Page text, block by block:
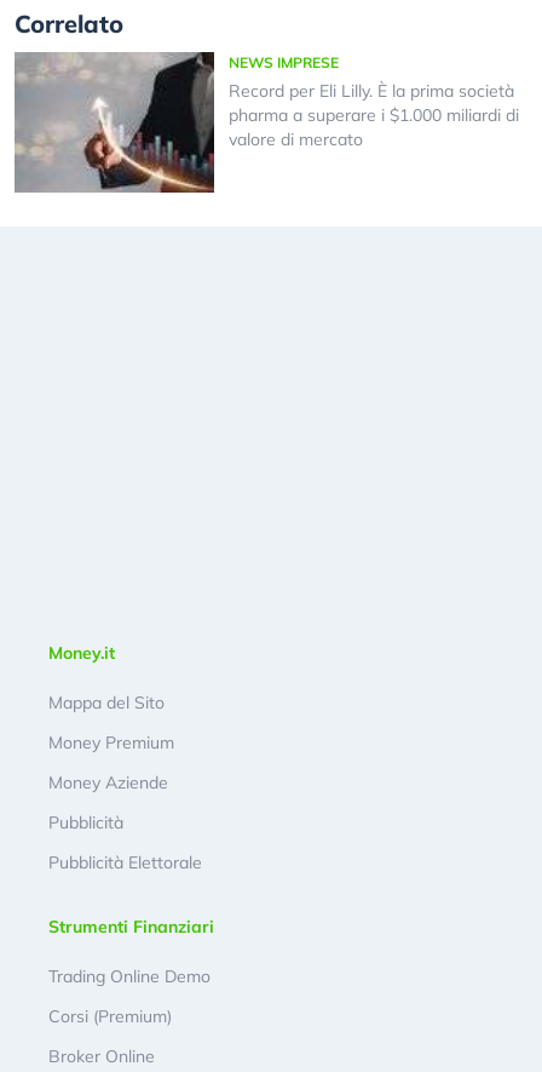
Correlato
NEWS IMPRESE
Record per Eli Lilly. È la prima società
pharma a superare i $1.000 miliardi di
valore di mercato
Money.it
Mappa del Sito
Money Premium
Money Aziende
Pubblicità
Pubblicità Elettorale
Strumenti Finanziari
Trading Online Demo
Corsi (Premium)
Broker Online